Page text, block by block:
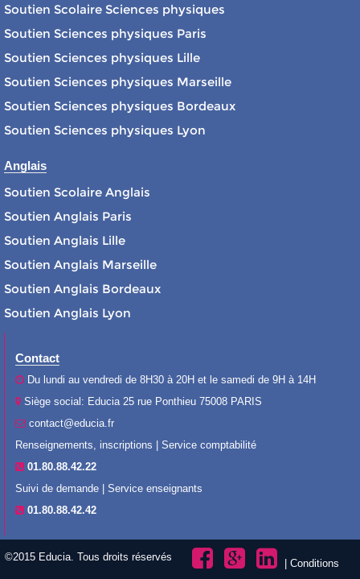
Soutien Scolaire Sciences physiques
Soutien Sciences physiques Paris
Soutien Sciences physiques Lille
Soutien Sciences physiques Marseille
Soutien Sciences physiques Bordeaux
Soutien Sciences physiques Lyon
Anglais
Soutien Scolaire Anglais
Soutien Anglais Paris
Soutien Anglais Lille
Soutien Anglais Marseille
Soutien Anglais Bordeaux
Soutien Anglais Lyon
Contact
Du lundi au vendredi de 8H30 à 20H et le samedi de 9H à 14H
Siège social: Educia 25 rue Ponthieu 75008 PARIS
contact@educia.fr
Renseignements, inscriptions | Service comptabilité
01.80.88.42.22
Suivi de demande | Service enseignants
01.80.88.42.42
©2015 Educia. Tous droits réservés
| Conditions